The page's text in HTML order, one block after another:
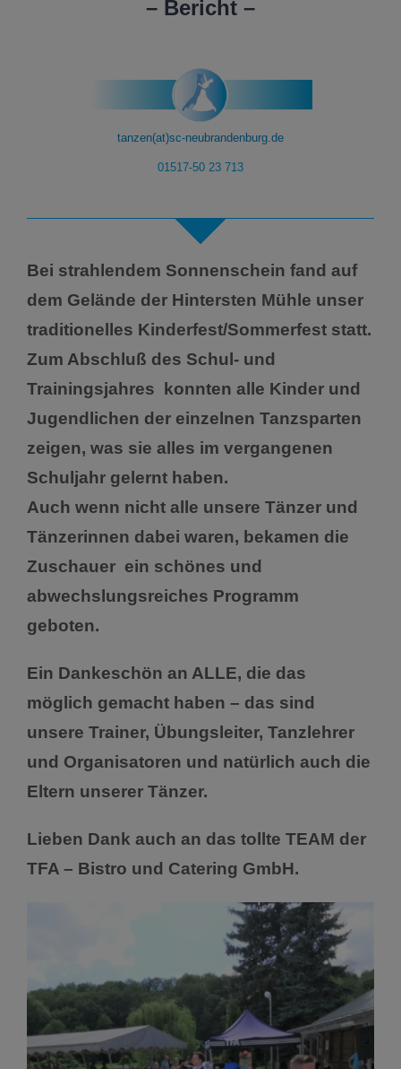
– Bericht –
tanzen(at)sc-neubrandenburg.de
01517-50 23 713
Bei strahlendem Sonnenschein fand auf
dem Gelände der Hintersten Mühle unser
traditionelles Kinderfest/Sommerfest statt.
Zum Abschluß des Schul- und
Trainingsjahres konnten alle Kinder und
Jugendlichen der einzelnen Tanzsparten
zeigen, was sie alles im vergangenen
Schuljahr gelernt haben.
Auch wenn nicht alle unsere Tänzer und
Tänzerinnen dabei waren, bekamen die
Zuschauer ein schönes und
abwechslungsreiches Programm
geboten.
Ein Dankeschön an ALLE, die das
möglich gemacht haben – das sind
unsere Trainer, Übungsleiter, Tanzlehrer
und Organisatoren und natürlich auch die
Eltern unserer Tänzer.
Lieben Dank auch an das tollte TEAM der
TFA – Bistro und Catering GmbH.